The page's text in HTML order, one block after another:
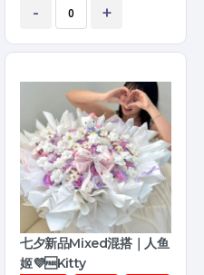
- +
七夕新品Mixed混搭｜人鱼
姬💜🆓Kitty